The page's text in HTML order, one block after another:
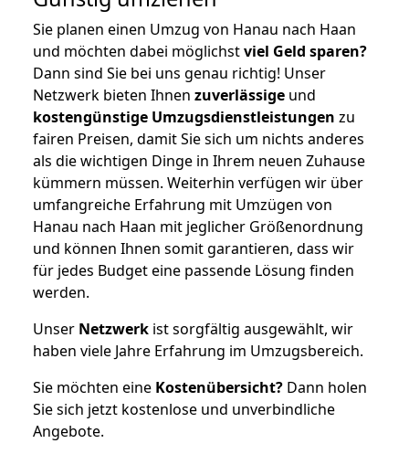
Sie planen einen Umzug von Hanau nach Haan
und möchten dabei möglichstviel Geld sparen?
Dann sind Sie bei uns genau richtig! Unser
Netzwerk bieten Ihnen zuverlässige und
kostengünstige Umzugsdienstleistungen zu
fairen Preisen, damit Sie sich um nichts anderes
als die wichtigen Dinge in Ihrem neuen Zuhause
kümmern müssen. Weiterhin verfügen wir über
umfangreiche Erfahrung mit Umzügen von
Hanau nach Haan mit jeglicher Größenordnung
und können Ihnen somit garantieren, dass wir
für jedes Budget eine passende Lösung finden
werden.
Unser Netzwerk ist sorgfältig ausgewählt, wir
haben viele Jahre Erfahrung im Umzugsbereich.
Sie möchten eine Kostenübersicht? Dann holen
Sie sich jetzt kostenlose und unverbindliche
Angebote.